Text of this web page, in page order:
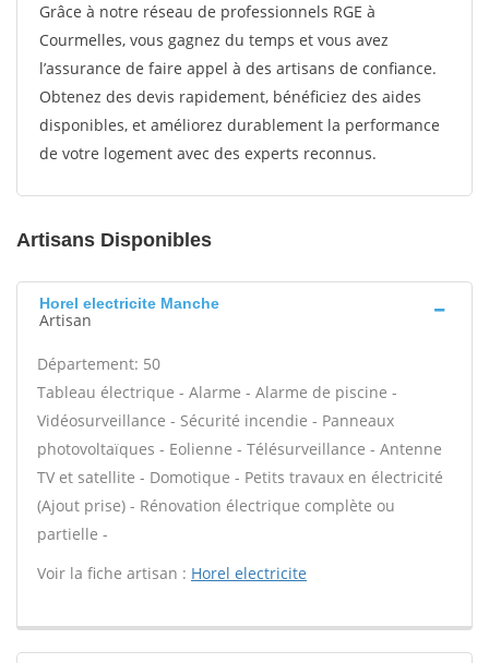
Grâce à notre réseau de professionnels RGE à
Courmelles, vous gagnez du temps et vous avez
l’assurance de faire appel à des artisans de confiance.
Obtenez des devis rapidement, bénéficiez des aides
disponibles, et améliorez durablement la performance
de votre logement avec des experts reconnus.
Artisans Disponibles
Horel electricite Manche
Artisan
Département: 50
Tableau électrique - Alarme - Alarme de piscine -
Vidéosurveillance - Sécurité incendie - Panneaux
photovoltaïques - Eolienne - Télésurveillance - Antenne
TV et satellite - Domotique - Petits travaux en électricité
(Ajout prise) - Rénovation électrique complète ou
partielle -
Voir la fiche artisan : Horel electricite